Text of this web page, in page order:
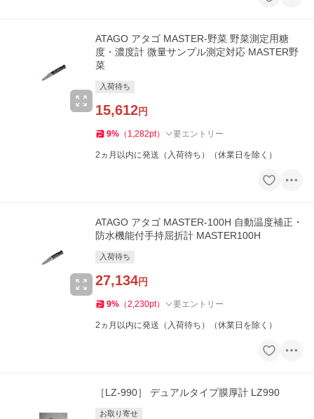
ATAGO アタゴ MASTER-野菜 野菜測定用糖
度・濃度計 微量サンプル測定対応 MASTER野
菜
入荷待ち
15,612円
9% （ 1,282pt） 要エントリー
2ヵ月以内に発送（入荷待ち）（休業日を除く）
ATAGO アタゴ MASTER-100H 自動温度補正・
防水機能付手持屈折計 MASTER100H
入荷待ち
27,134円
9% （2,230pt） 要エントリー
2ヵ月以内に発送（入荷待ち）（休業日を除く）
［LZ-990］ デュアルタイプ膜厚計 LZ990
お取り寄せ